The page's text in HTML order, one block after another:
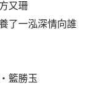
又珊
了一泓深情向誰
籃勝玉